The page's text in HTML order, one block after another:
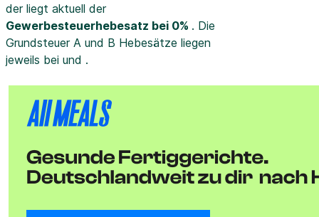
der liegt aktuell der
Gewerbesteuerhebesatz bei 0% . Die
Grundsteuer A und B Hebesätze liegen
jeweils bei und .